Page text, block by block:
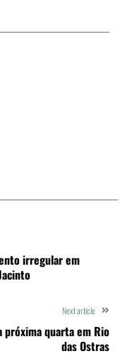
irregular em
Next article
próxima quarta em Rio
das Ostras